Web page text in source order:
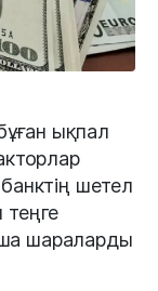
ықпал
шетел
теңге
шараларды